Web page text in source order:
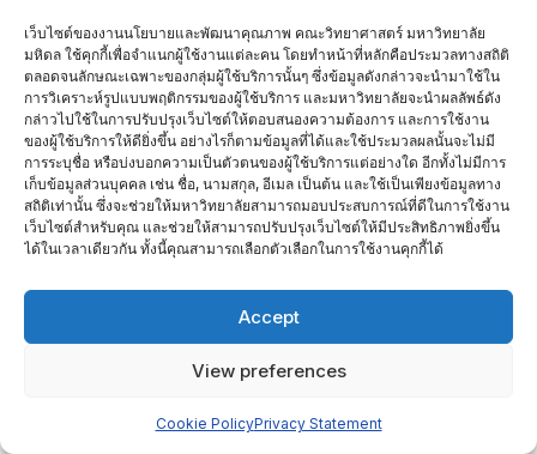
เว็บไซต์ของงานนโยบายและพัฒนาคุณภาพ คณะวิทยาศาสตร์ มหาวิทยาลัย
มหิดล ใช้คุกกี้เพื่อจำแนกผู้ใช้งานแต่ละคน โดยทำหน้าที่หลักคือประมวลทางสถิติ
ตลอดจนลักษณะเฉพาะของกลุ่มผู้ใช้บริการนั้นๆ ซึ่งข้อมูลดังกล่าวจะนำมาใช้ใน
การวิเคราะห์รูปแบบพฤติกรรมของผู้ใช้บริการ และมหาวิทยาลัยจะนำผลลัพธ์ดัง
กล่าวไปใช้ในการปรับปรุงเว็บไซต์ให้ตอบสนองความต้องการ และการใช้งาน
ของผู้ใช้บริการให้ดียิ่งขึ้น อย่างไรก็ตามข้อมูลที่ได้และใช้ประมวลผลนั้นจะไม่มี
การระบุชื่อ หรือบ่งบอกความเป็นตัวตนของผู้ใช้บริการแต่อย่างใด อีกทั้งไม่มีการ
เก็บข้อมูลส่วนบุคคล เช่น ชื่อ, นามสกุล, อีเมล เป็นต้น และใช้เป็นเพียงข้อมูลทาง
สถิติเท่านั้น ซึ่งจะช่วยให้มหาวิทยาลัยสามารถมอบประสบการณ์ที่ดีในการใช้งาน
เว็บไซต์สำหรับคุณ และช่วยให้สามารถปรับปรุงเว็บไซต์ให้มีประสิทธิภาพยิ่งขึ้น
ได้ในเวลาเดียวกัน ทั้งนี้คุณสามารถเลือกตัวเลือกในการใช้งานคุกกี้ได้
Accept
View preferences
Cookie PolicyPrivacy Statement
คณะกรรมการรับเรื่องร้องเรียน
คณะผู้บริหารคณะวิทยาศาสตร์ ที่ผ่านการอบรมด้านพัฒนา
คุณภาพ
คณะผู้บริหารคณะวิทยาศาสตร์ ปี 2558- 2562
ผู้ตรวจประเมิน MUQD
ผู้บริหาร
ประกันคุณภาพภายนอก